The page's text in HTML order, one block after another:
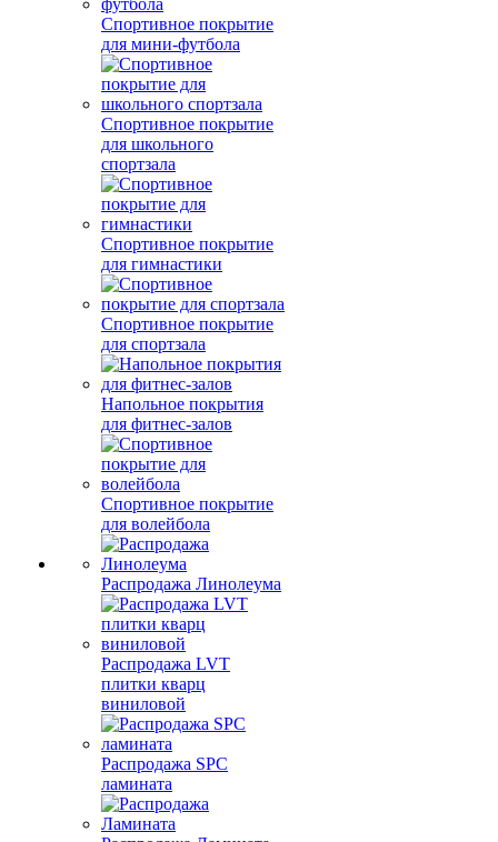
Спортивное покрытие
для мини-футбола
Спортивное покрытие
для школьного
спортзала
Спортивное покрытие
для гимнастики
Спортивное покрытие
для спортзала
Напольное покрытия
для фитнес-залов
Спортивное покрытие
для волейбола
Распродажа Линолеума
Распродажа LVT
плитки кварц
виниловой
Распродажа SPC
ламината